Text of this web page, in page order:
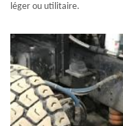
léger ou utilitaire.